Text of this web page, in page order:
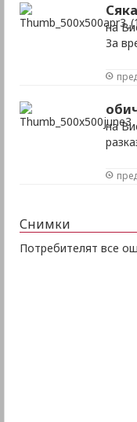
на
За
на
Снимки
Потребителят все